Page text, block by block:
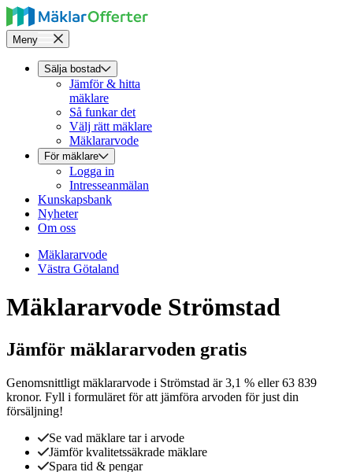
Meny
Sälja bostad
Jämför & hitta
mäklare
Så funkar det
Välj rätt mäklare
Mäklararvode
För mäklare
Logga in
Intresseanmälan
Kunskapsbank
Nyheter
Om oss
Mäklararvode
Västra Götaland
Mäklararvode Strömstad
Jämför mäklararvoden gratis
Genomsnittligt mäklararvode i Strömstad är3,1 % eller63 839
kronor. Fyll i formuläret för att jämföra arvoden för just din
försäljning!
Se vad mäklare tar i arvode
Jämför kvalitetssäkrade mäklare
Spara tid & pengar